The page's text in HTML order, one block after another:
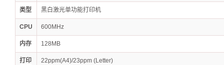
类型 黑白激光单功能打印机
CPU 600MHz
内存 128MB
打印
22ppm(A4)/23ppm (Letter)